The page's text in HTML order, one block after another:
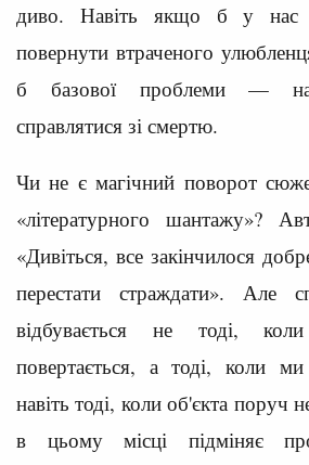
диво. Навіть якщо б у нас
повернути втраченого
б базової проблеми —
справлятися зі смертю.
Чи не є магічний поворот
«літературного шантажу»?
«Дивіться, все закінчилося
перестати страждати». Але
відбувається не тоді,
повертається, а тоді, коли
навіть тоді, коли об'єкта поруч
в цьому місці підміняє